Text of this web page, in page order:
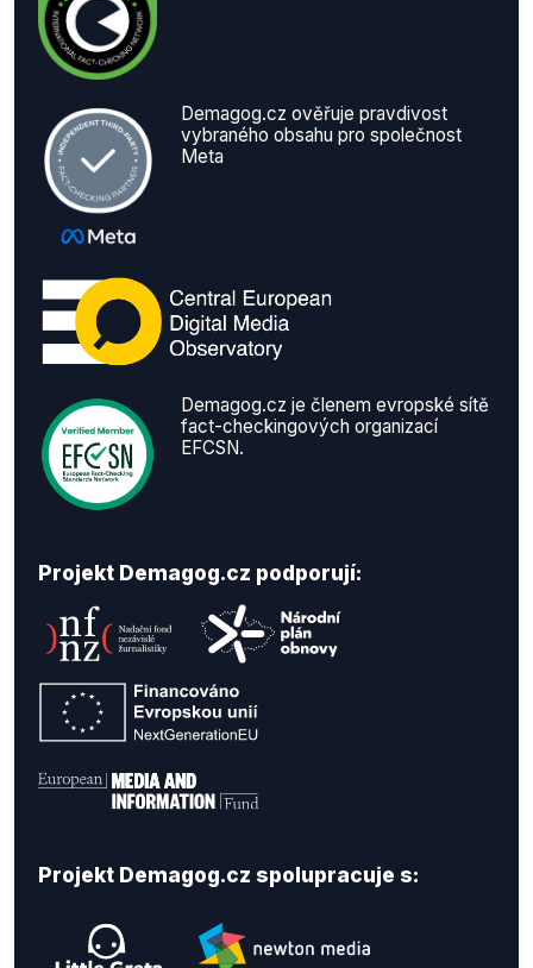
Demagog.cz ověřuje pravdivost
vybraného obsahu pro společnost
Meta
Demagog.cz je členem evropské sítě
fact-checkingových organizací
EFCSN.
Projekt Demagog.cz podporují:
Projekt Demagog.cz spolupracuje s: